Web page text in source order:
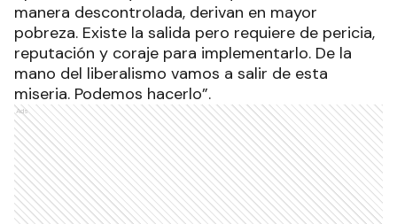
manera descontrolada, derivan en mayor
pobreza. Existe la salida pero requiere de pericia,
reputación y coraje para implementarlo. De la
mano del liberalismo vamos a salir de esta
miseria. Podemos hacerlo”.
Ads